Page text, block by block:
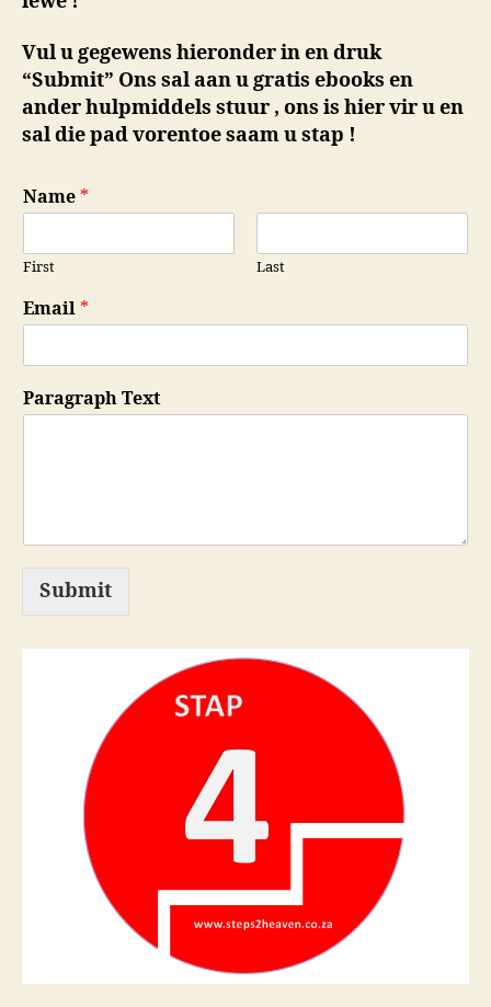
Vul u gegewens hieronder in en druk
“Submit” Ons sal aan u gratis ebooks en
ander hulpmiddels stuur , ons is hier vir u en
sal die pad vorentoe saam u stap !
Name *
First Last
Email *
Paragraph Text
Submit